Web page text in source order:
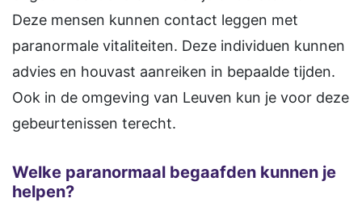
Deze mensen kunnen contact leggen met
paranormale vitaliteiten. Deze individuen kunnen
advies en houvast aanreiken in bepaalde tijden.
Ook in de omgeving van Leuven kun je voor deze
gebeurtenissen terecht.
Welke paranormaal begaafden kunnen je
helpen?